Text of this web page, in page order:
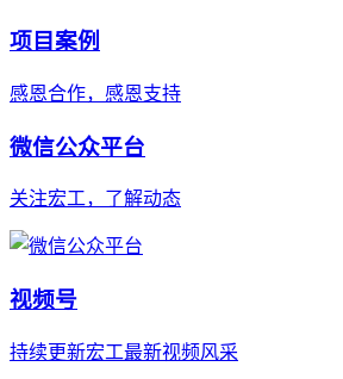
项目案例
感恩合作，感恩支持
微信公众平台
关注宏工，了解动态
视频号
持续更新宏工最新视频风采